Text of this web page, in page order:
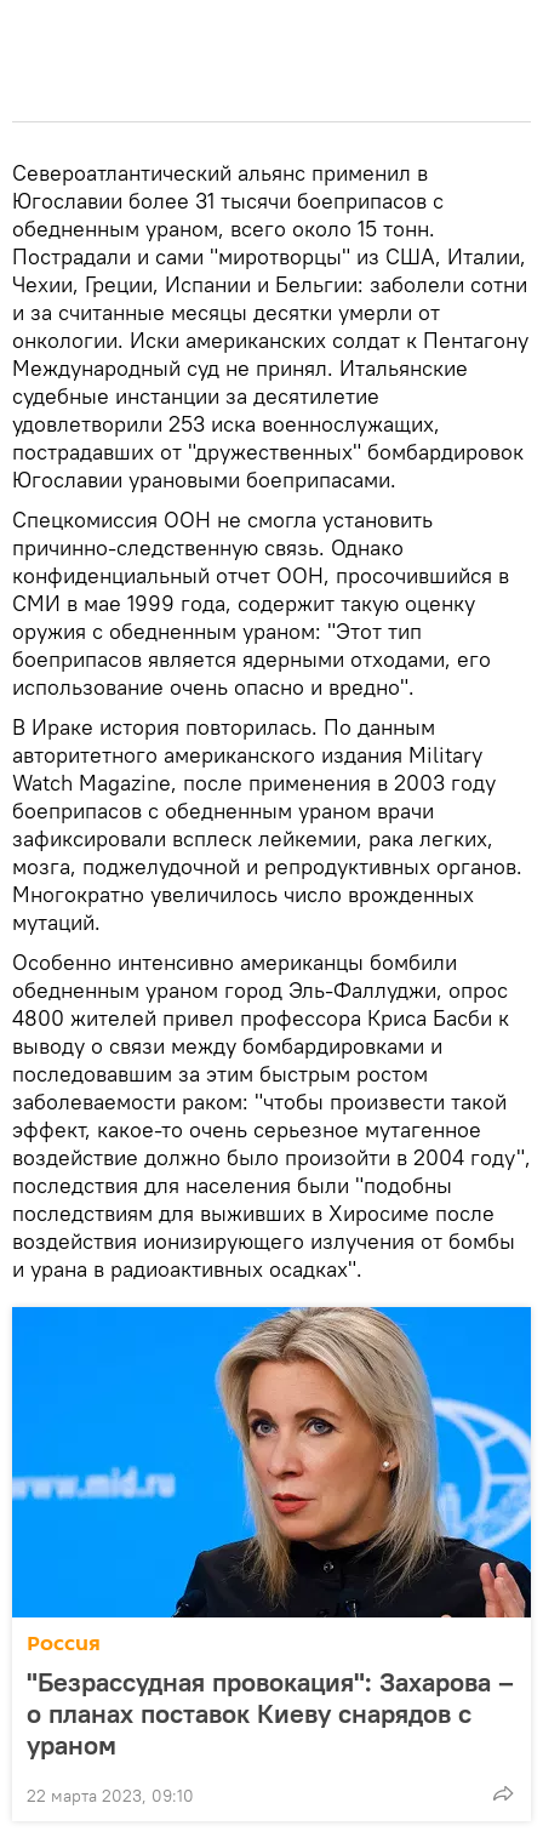
Североатлантический альянс применил в
Югославии более 31 тысячи боеприпасов с
обедненным ураном, всего около 15 тонн.
Пострадали и сами "миротворцы" из США, Италии,
Чехии, Греции, Испании и Бельгии: заболели сотни
и за считанные месяцы десятки умерли от
онкологии. Иски американских солдат к Пентагону
Международный суд не принял. Итальянские
судебные инстанции за десятилетие
удовлетворили 253 иска военнослужащих,
пострадавших от "дружественных" бомбардировок
Югославии урановыми боеприпасами.
Спецкомиссия ООН не смогла установить
причинно-следственную связь. Однако
конфиденциальный отчет ООН, просочившийся в
СМИ в мае 1999 года, содержит такую оценку
оружия с обедненным ураном: "Этот тип
боеприпасов является ядерными отходами, его
использование очень опасно и вредно".
В Ираке история повторилась. По данным
авторитетного американского издания Military
Watch Magazine, после применения в 2003 году
боеприпасов с обедненным ураном врачи
зафиксировали всплеск лейкемии, рака легких,
мозга, поджелудочной и репродуктивных органов.
Многократно увеличилось число врожденных
мутаций.
Особенно интенсивно американцы бомбили
обедненным ураном город Эль-Фаллуджи, опрос
4800 жителей привел профессора Криса Басби к
выводу о связи между бомбардировками и
последовавшим за этим быстрым ростом
заболеваемости раком: "чтобы произвести такой
эффект, какое-то очень серьезное мутагенное
воздействие должно было произойти в 2004 году",
последствия для населения были "подобны
последствиям для выживших в Хиросиме после
воздействия ионизирующего излучения от бомбы
и урана в радиоактивных осадках".
Россия
"Безрассудная провокация": Захарова –
о планах поставок Киеву снарядов с
ураном
22 марта 2023, 09:10